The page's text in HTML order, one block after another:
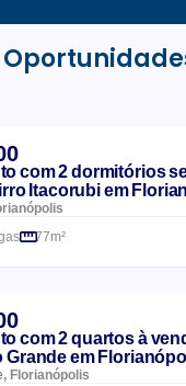
com 2 dormitórios
Itacorubi em
77m²
com 2 quartos à
Grande em
Florianópolis